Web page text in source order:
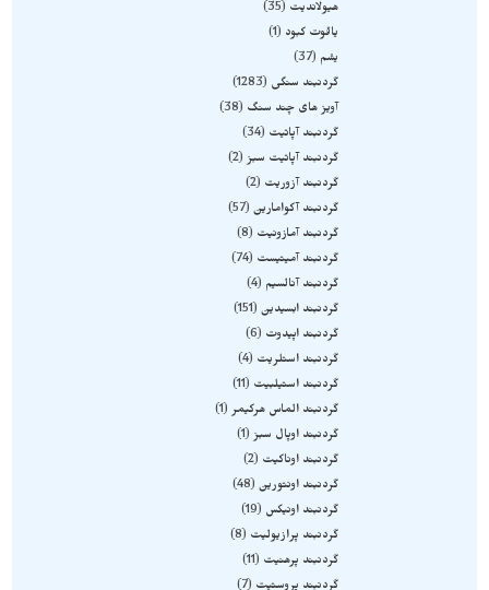
هیولاندیت
35
یاقوت کبود
1
یشم
37
گردنبند سنگی
1283
آویز های چند سنگ
38
گردنبند آپاتیت
34
گردنبند آپاتیت سبز 2
گردنبند آزوریت
2
گردنبند آکوامارین 57
گردنبند آمازونیت
8
گردنبند آمیتیست
74
گردنبند آنالسیم
4
گردنبند ابسیدین 151
گردنبند اپیدوت
6
گردنبند استلریت
4
گردنبند استیلبیت
11
گردنبند الماس هرکیمر 1
گردنبند اوپال سبز 1
گردنبند اوناکیت
2
گردنبند اونتورین 48
گردنبند اونیکس
19
گردنبند پرازیولیت
8
گردنبند پرهنیت
11